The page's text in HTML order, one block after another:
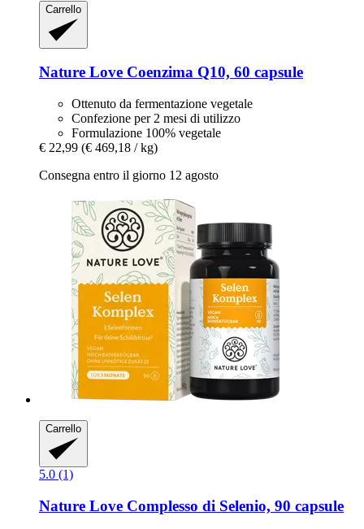
Carrello
Nature Love Coenzima Q10, 60 capsule
Ottenuto da fermentazione vegetale
Confezione per 2 mesi di utilizzo
Formulazione 100% vegetale
€ 22,99 (€ 469,18 / kg)
Consegna entro il giorno 12 agosto
Carrello
5.0 (1)
Nature Love Complesso di Selenio, 90 capsule